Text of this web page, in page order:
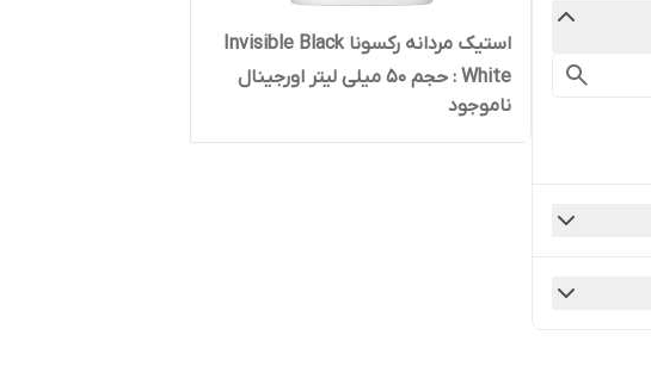
استیک مردانه رکسونا Invisible Black
White : حجم 50 میلی لیتر اورجینال
روسیه
ناموجود